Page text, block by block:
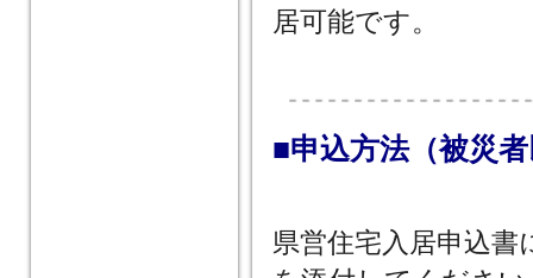
居可能です。
■申込方法（被災
県営住宅入居申込